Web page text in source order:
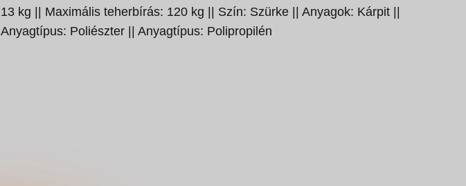
13 kg || Maximális teherbírás: 120 kg || Szín: Szürke || Anyagok: Kárpit ||
Anyagtípus: Poliészter || Anyagtípus: Polipropilén